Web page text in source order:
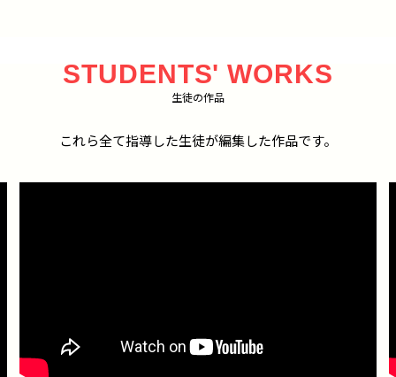
STUDENTS' WORKS
生徒の作品
これら全て指導した生徒が編集した作品です。